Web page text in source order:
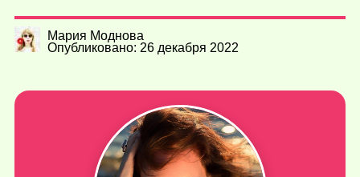
Мария Моднова
Опубликовано: 26 декабря 2022